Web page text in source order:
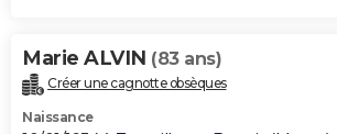
Marie ALVIN (83 ans)
Créer une cagnotte obsèques
Naissance